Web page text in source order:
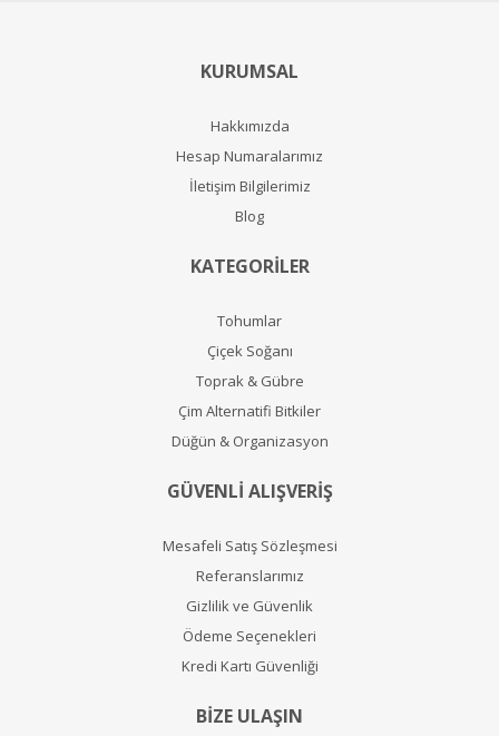
KURUMSAL
Hakkımızda
Hesap Numaralarımız
İletişim Bilgilerimiz
Blog
KATEGORİLER
Tohumlar
Çiçek Soğanı
Toprak & Gübre
Çim Alternatifi Bitkiler
Düğün & Organizasyon
GÜVENLİ ALIŞVERİŞ
Mesafeli Satış Sözleşmesi
Referanslarımız
Gizlilik ve Güvenlik
Ödeme Seçenekleri
Kredi Kartı Güvenliği
BİZE ULAŞIN